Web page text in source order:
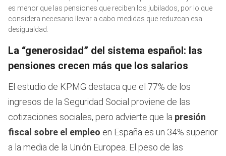
minutes,
seconds
es menor que las pensiones que reciben los jubilados, por lo que
considera necesario llevar a cabo medidas que reduzcan esa
desigualdad.
La “generosidad” del sistema español: las
pensiones crecen más que los salarios
El estudio de KPMG destaca que el 77% de los
ingresos de la Seguridad Social proviene de las
cotizaciones sociales, pero advierte que la presión
fiscal sobre el empleo en España es un 34% superior
a la media de la Unión Europea. El peso de las